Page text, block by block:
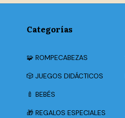
Categorías
🧩 ROMPECABEZAS
🎲 JUEGOS DIDÁCTICOS
🍼 BEBÉS
🎁 REGALOS ESPECIALES